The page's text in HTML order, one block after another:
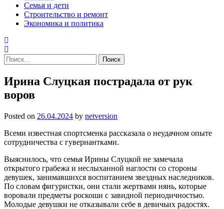
Семья и дети
Строительство и ремонт
Экономика и политика
Найти:
Ирина Слуцкая пострадала от рук
воров
Posted on 26.04.2024 by netversion
Всеми известная спортсменка рассказала о неудачном опыте
сотрудничества с гувернантками.
Выяснилось, что семья Ирины Слуцкой не замечала
открытого грабежа и неслыханной наглости со стороны
девушек, занимавшихся воспитанием звездных наследников.
По словам фигуристки, они стали жертвами нянь, которые
воровали предметы роскоши с завидной периодичностью.
Молодые девушки не отказывали себе в девичьих радостях.